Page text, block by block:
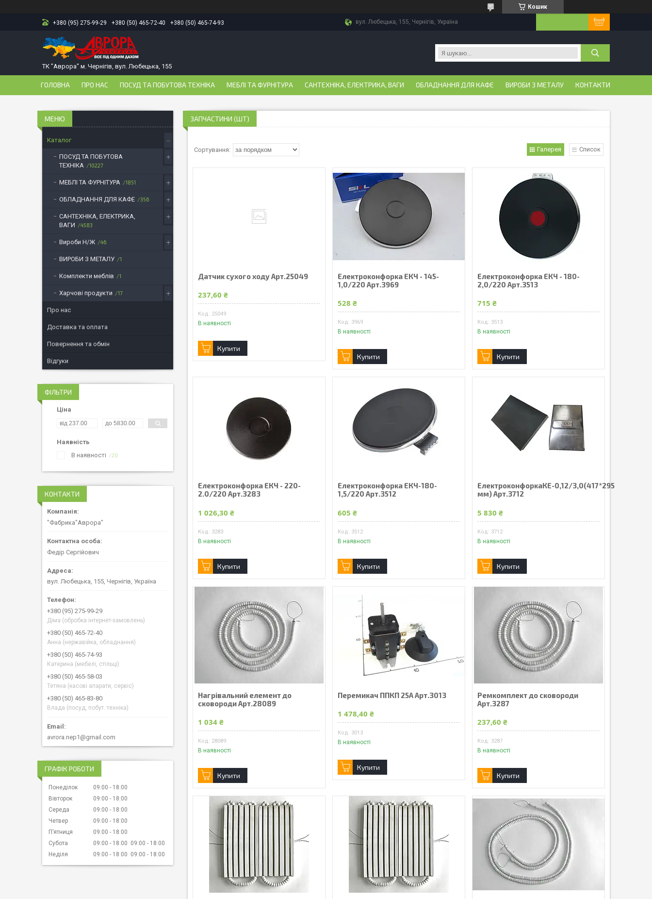
Кошик
+380 (95) 275-99-29 +380 (50) 465-72-40 +380 (50) 465-74-93 вул. Любецька, 155, Чернігів, Україна
ТК "Аврора" м. Чернігів, вул. Любецька, 155
ГОЛОВНА ПРО НАС ПОСУД ТА ПОБУТОВА ТЕХНІКА МЕБЛІ ТА ФУРНІТУРА САНТЕХНІКА, ЕЛЕКТРИКА, ВАГИ ОБЛАДНАННЯ ДЛЯ КАФЕ ВИРОБИ З МЕТАЛУ КОНТАКТИ
ЗАПЧАСТИНИ (ШТ)
Галерея Список
Датчик сухого ходу Арт.25049
237,60 ₴
25049
В наявності
Купити
Електроконфорка ЕКЧ - 145-
1,0/220 Арт.3969
528 ₴
3969
В наявності
Купити
Електроконфорка ЕКЧ - 180-
2,0/220 Арт.3513
715 ₴
3513
В наявності
Купити
Електроконфорка ЕКЧ - 220-
2.0/220 Арт.3283
1 026,30 ₴
3283
В наявності
Купити
Електроконфорка ЕКЧ-180-
1,5/220 Арт.3512
605 ₴
3512
В наявності
Купити
ЕлектроконфоркаКЕ-0,12/3,0(417*295
мм) Арт.3712
5 830 ₴
3712
В наявності
Купити
Нагрівальний елемент до
сковороди Арт.28089
1 034 ₴
28089
В наявності
Купити
Перемикач ППКП 25А Арт.3013
1 478,40 ₴
3013
В наявності
Купити
Ремкомплект до сковороди
Арт.3287
237,60 ₴
3287
В наявності
Купити
Каталог
ПОСУД ТА ПОБУТОВА
ТЕХНІКА
10227
МЕБЛІ ТА ФУРНІТУРА 1851
ОБЛАДНАННЯ ДЛЯ КАФЕ 356
САНТЕХНІКА, ЕЛЕКТРИКА,
ВАГИ
4583
Вироби Н/Ж 46
ВИРОБИ З МЕТАЛУ 1
Комплекти меблів 1
Харчові продукти 17
Про нас
Доставка та оплата
Повернення та обмін
Відгуки
ФІЛЬТРИ
Ціна
Наявність
В наявності
20
КОНТАКТИ
"Фабрика"Аврора"
Федір Сергійович
вул. Любецька, 155, Чернігів, Україна
+380 (95) 275-99-29
Діма (обробка інтернет-замовлень)
+380 (50) 465-72-40
Анна (нержавійка, обладнання)
+380 (50) 465-74-93
Катерина (мебелі, стільці)
+380 (50) 465-58-03
Тетяна (касові апарати, сервіс)
+380 (50) 465-83-80
Влада (посуд, побут. техніка)
avrora.nep1@gmail.com
ГРАФІК РОБОТИ
Понеділок 09:00
18:00
Вівторок
09:00
18:00
Середа
09:00
18:00
Четвер
09:00
18:00
Пʼятниця
09:00
18:00
Субота
09:00 18:00 09:00
18:00
Неділя
09:00 18:00 09:00 18:00